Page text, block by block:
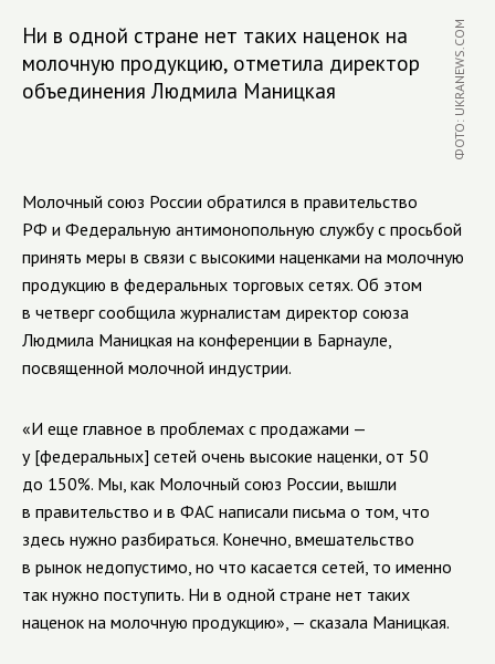
Ни в одной стране нет таких наценок на
молочную продукцию, отметила директор
объединения Людмила Маницкая
ФОТО: UKRANEWS.COM
Молочный союз России обратился в правительство
РФ и Федеральную антимонопольную службу с просьбой
принять меры в связи с высокими наценками на молочную
продукцию в федеральных торговых сетях. Об этом
в четверг сообщила журналистам директор союза
Людмила Маницкая на конференции в Барнауле,
посвященной молочной индустрии.
«И еще главное в проблемах с продажами —
у [федеральных] сетей очень высокие наценки, от 50
до 150%. Мы, как Молочный союз России, вышли
в правительство и в ФАС написали письма о том, что
здесь нужно разбираться. Конечно, вмешательство
в рынок недопустимо, но что касается сетей, то именно
так нужно поступить. Ни в одной стране нет таких
наценок на молочную продукцию», — сказала Маницкая.